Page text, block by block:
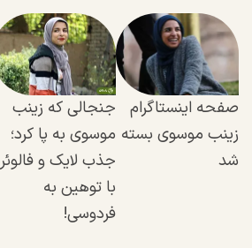
صفحه اینستاگرام
زینب موسوی بسته
شد
جنجالی که زینب
موسوی به پا کرد؛
جذب لایک و فالوئر
با توهین به
فردوسی!